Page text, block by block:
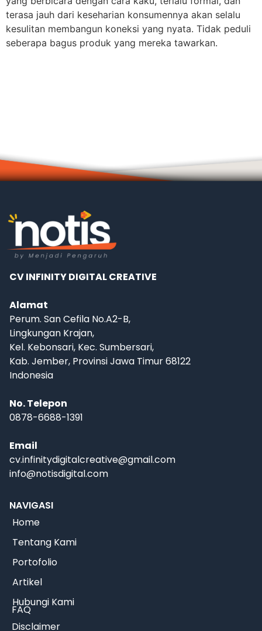
terasa jauh dari keseharian konsumennya akan selalu
kesulitan membangun koneksi yang nyata. Tidak peduli
seberapa bagus produk yang mereka tawarkan.
CV INFINITY DIGITAL CREATIVE
Alamat
Perum. San Cefila No.A2-B,
Lingkungan Krajan,
Kel. Kebonsari, Kec. Sumbersari,
Kab. Jember, Provinsi Jawa Timur 68122
Indonesia
No. Telepon
0878-6688-1391
Email
cv.infinitydigitalcreative@gmail.com
info@notisdigital.com
NAVIGASI
Home
Tentang Kami
Portofolio
Artikel
Hubungi Kami
FAQ
Disclaimer